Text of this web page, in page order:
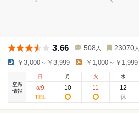
3.66 508 人 23070 人
￥3,000～￥3,999 ￥1,000～￥1,999
空席
情報
日
8/9
月
10
火
11
水
12